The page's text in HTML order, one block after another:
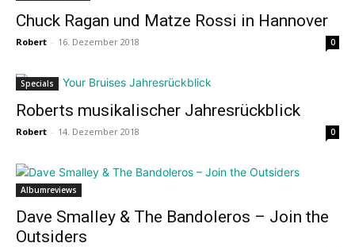
Chuck Ragan und Matze Rossi in Hannover
Robert - 16. Dezember 2018 0
Specials
Roberts musikalischer Jahresrückblick
Robert - 14. Dezember 2018 0
Albumreviews
Dave Smalley & The Bandoleros – Join the
Outsiders